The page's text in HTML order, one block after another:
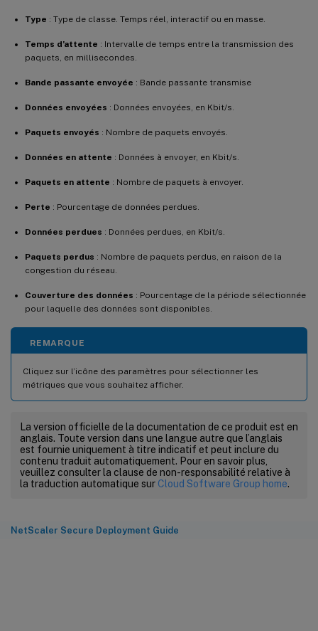
Type : Type de classe. Temps réel, interactif ou en masse.
Temps d’attente : Intervalle de temps entre la transmission des
paquets, en millisecondes.
Bande passante envoyée : Bande passante transmise
Données envoyées : Données envoyées, en Kbit/s.
Paquets envoyés : Nombre de paquets envoyés.
Données en attente : Données à envoyer, en Kbit/s.
Paquets en attente : Nombre de paquets à envoyer.
Perte : Pourcentage de données perdues.
Données perdues : Données perdues, en Kbit/s.
Paquets perdus : Nombre de paquets perdus, en raison de la
congestion du réseau.
Couverture des données : Pourcentage de la période sélectionnée
pour laquelle des données sont disponibles.
REMARQUE
Cliquez sur l’icône des paramètres pour sélectionner les
métriques que vous souhaitez afficher.
La version officielle de la documentation de ce produit est en
anglais. Toute version dans une langue autre que l’anglais
est fournie uniquement à titre indicatif et peut inclure du
contenu traduit automatiquement. Pour en savoir plus,
veuillez consulter la clause de non-responsabilité relative à
la traduction automatique sur Cloud Software Group home.
NetScaler Secure Deployment Guide